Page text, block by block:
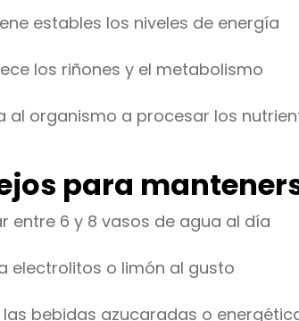
estables los niveles de energía
los riñones y el metabolismo
al organismo a procesar los
para
entre 6 y 8 vasos de agua al día
electrolitos o limón al gusto
las bebidas azucaradas o